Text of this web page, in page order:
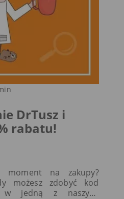
DrTusz i
rabatu!
na zakupy?
możesz zdobyć kod
jedną z naszych